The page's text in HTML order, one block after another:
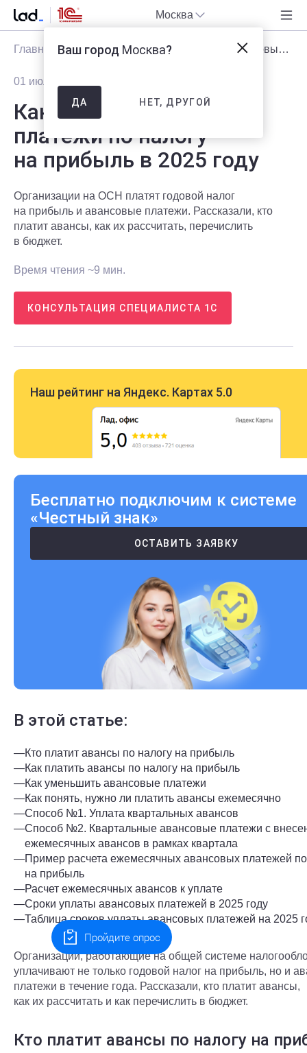
Москва
Главная Блог Статьи Как платить авансовые платежи по налогу на прибыль в 2025 году
01 июля 2025
Как платить авансовые
платежи по налогу
на прибыль в 2025 году
Организации на ОСН платят годовой налог
на прибыль и авансовые платежи. Рассказали, кто
платит авансы, как их рассчитать, перечислить
в бюджет.
Время чтения ~9 мин.
КОНСУЛЬТАЦИЯ СПЕЦИАЛИСТА 1С
Наш рейтинг на Яндекс. Картах 5.0
Бесплатно подключим к системе
«Честный знак»
ОСТАВИТЬ ЗАЯВКУ
В этой статье:
—Кто платит авансы по налогу на прибыль
—Как платить авансы по налогу на прибыль
—Как уменьшить авансовые платежи
—Как понять, нужно ли платить авансы ежемесячно
—Способ №1. Уплата квартальных авансов
—Способ №2. Квартальные авансовые платежи с
ежемесячных авансов в рамках квартала
—Пример расчета ежемесячных авансовых платежей по
на прибыль
—Расчет ежемесячных авансов к уплате
—Сроки уплаты авансовых платежей в 2025 году
—Таблица сроков уплаты авансовых платежей на 2025
Организации, работающие на общей системе
уплачивают не только годовой налог на прибыль, но и
платежи в течение года. Рассказали, кто платит авансы,
как их рассчитать и как перечислить в бюджет.
Кто платит авансы по налогу на
Ваш город Москва?
ДА НЕТ, ДРУГОЙ
Пройдите опрос